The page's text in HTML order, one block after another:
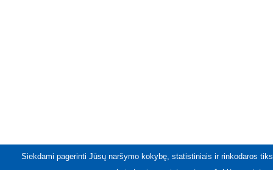
Siekdami pagerinti Jūsų naršymo kokybę, statistiniais ir rinkodaros